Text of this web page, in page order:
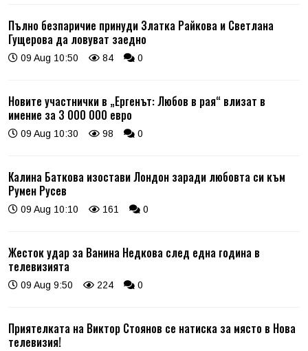
Пълно безпаричие принуди Златка Райкова и Светлана
Гущерова да ловуват заедно
09 Aug 10:50 84 0
Новите участнички в „Ергенът: Любов в рая“ влизат в
имение за 3 000 000 евро
09 Aug 10:30 98 0
Калина Баткова изостави Лондон заради любовта си към
Румен Русев
09 Aug 10:10 161 0
Жесток удар за Ванина Недкова след една година в
телевизията
09 Aug 9:50 224 0
Приятелката на Виктор Стоянов се натиска за място в Нова
телевизия!